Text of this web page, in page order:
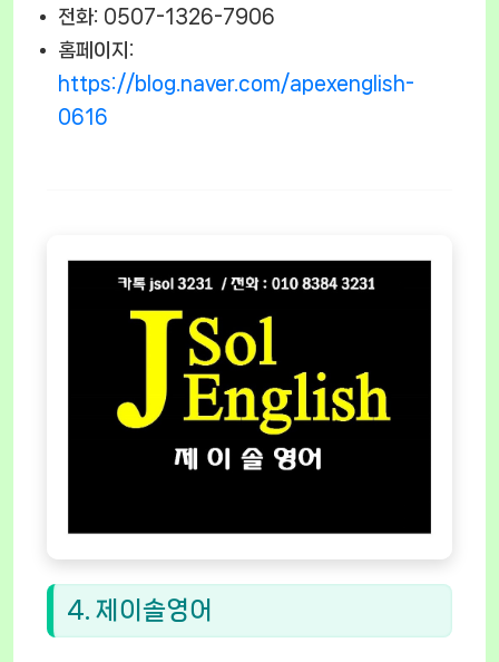
전화: 0507-1326-7906
홈페이지:
https://blog.naver.com/apexenglish-
0616
4. 제이솔영어